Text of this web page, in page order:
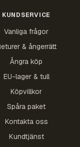
KUNDSERVICE
Vanliga frågor
& ångerrätt
Ångra köp
EU-lager & tull
Köpvillkor
Spåra paket
Kontakta oss
Kundtjänst